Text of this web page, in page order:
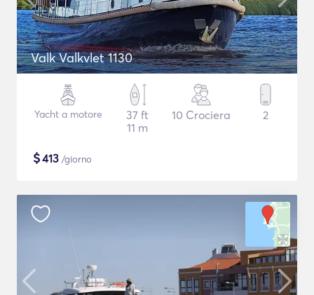
Valk Valkvlet 1130
Yacht a motore
37 ft
11 m
10 Crociera 2
$413 /giorno